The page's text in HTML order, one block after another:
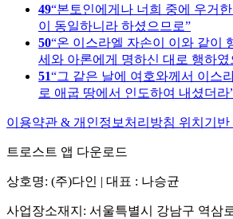
49 본토인에게나 너희 중에 우거
이 동일하니라 하셨으므로
50 온 이스라엘 자손이 이와 같이
세와 아론에게 명하신 대로 행하였
51
그 같은 날에 여호와께서 이스
로 애굽 땅에서 인도하여 내셨더라
이용약관 & 개인정보처리방침 위치기
트로스트 앱 다운로드
상호명: (주)다인 | 대표 : 나승균
사업장소재지: 서울특별시 강남구 역삼